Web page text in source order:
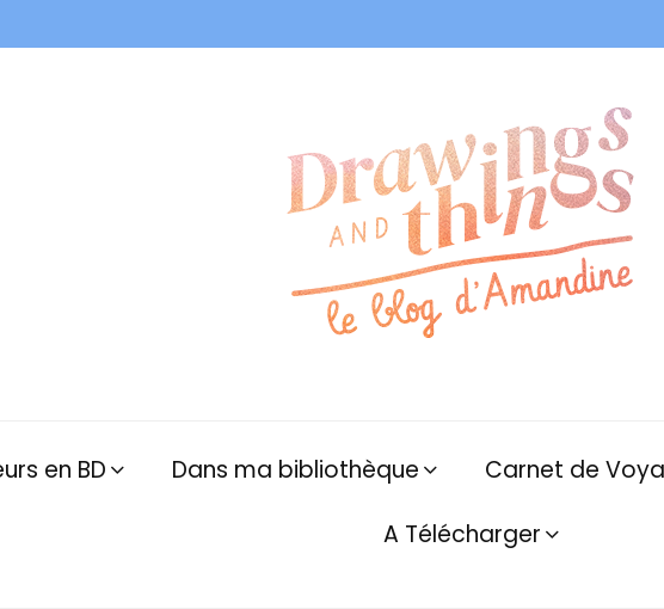
en BD Dans ma bibliothèque Carnet de
A Télécharger